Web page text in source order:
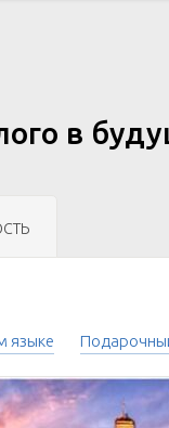
в
языке